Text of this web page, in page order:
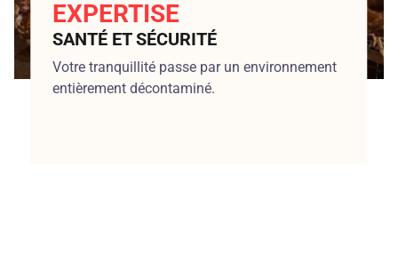
EXPERTISE
SANTÉ ET SÉCURITÉ
Votre tranquillité passe par un environnement
entièrement décontaminé.